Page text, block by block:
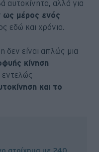
αυτοκίνητα, αλλά για
ως μέρος ενός
εδώ και χρόνια.
δεν είναι απλώς μια
κίνηση
και το
στοίχημα με 240